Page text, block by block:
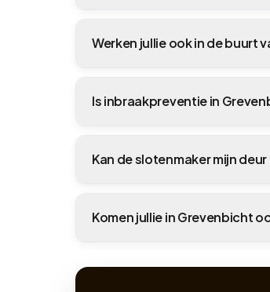
Werken jullie ook in de buurt
Is inbraakpreventie in
Kan de slotenmaker mijn
Komen jullie in Grevenbicht